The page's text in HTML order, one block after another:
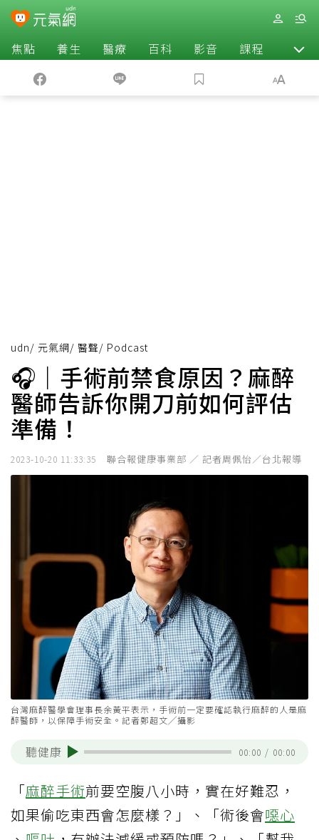
焦點 養生 醫療 百科 影音 課程 退休
udn/ 元氣網/ 醫聲/ Podcast
🎧｜手術前禁食原因？麻醉
醫師告訴你開刀前如何評估
準備！
2023-10-20 11:33:35 聯合報健康事業部 ／ 記者周佩怡／台北報導
台灣麻醉醫學會理事長余黃平表示，手術前一定要確認執行麻醉的人是麻
醉醫師，以保障手術安全。記者鄭超文╱攝影
聽健康 00:00 / 00:00
「麻醉手術前要空腹八小時，實在好難忍，
如果偷吃東西會怎麼樣？」、「術後會噁心